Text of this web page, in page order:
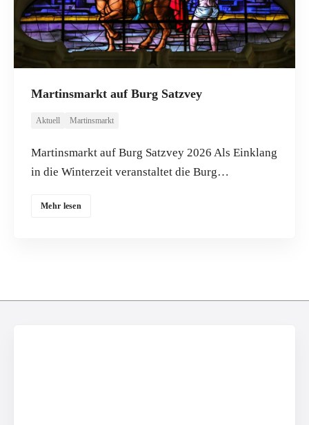
Martinsmarkt auf Burg Satzvey
Aktuell Martinsmarkt
Martinsmarkt auf Burg Satzvey 2026 Als Einklang
in die Winterzeit veranstaltet die Burg…
Mehr lesen